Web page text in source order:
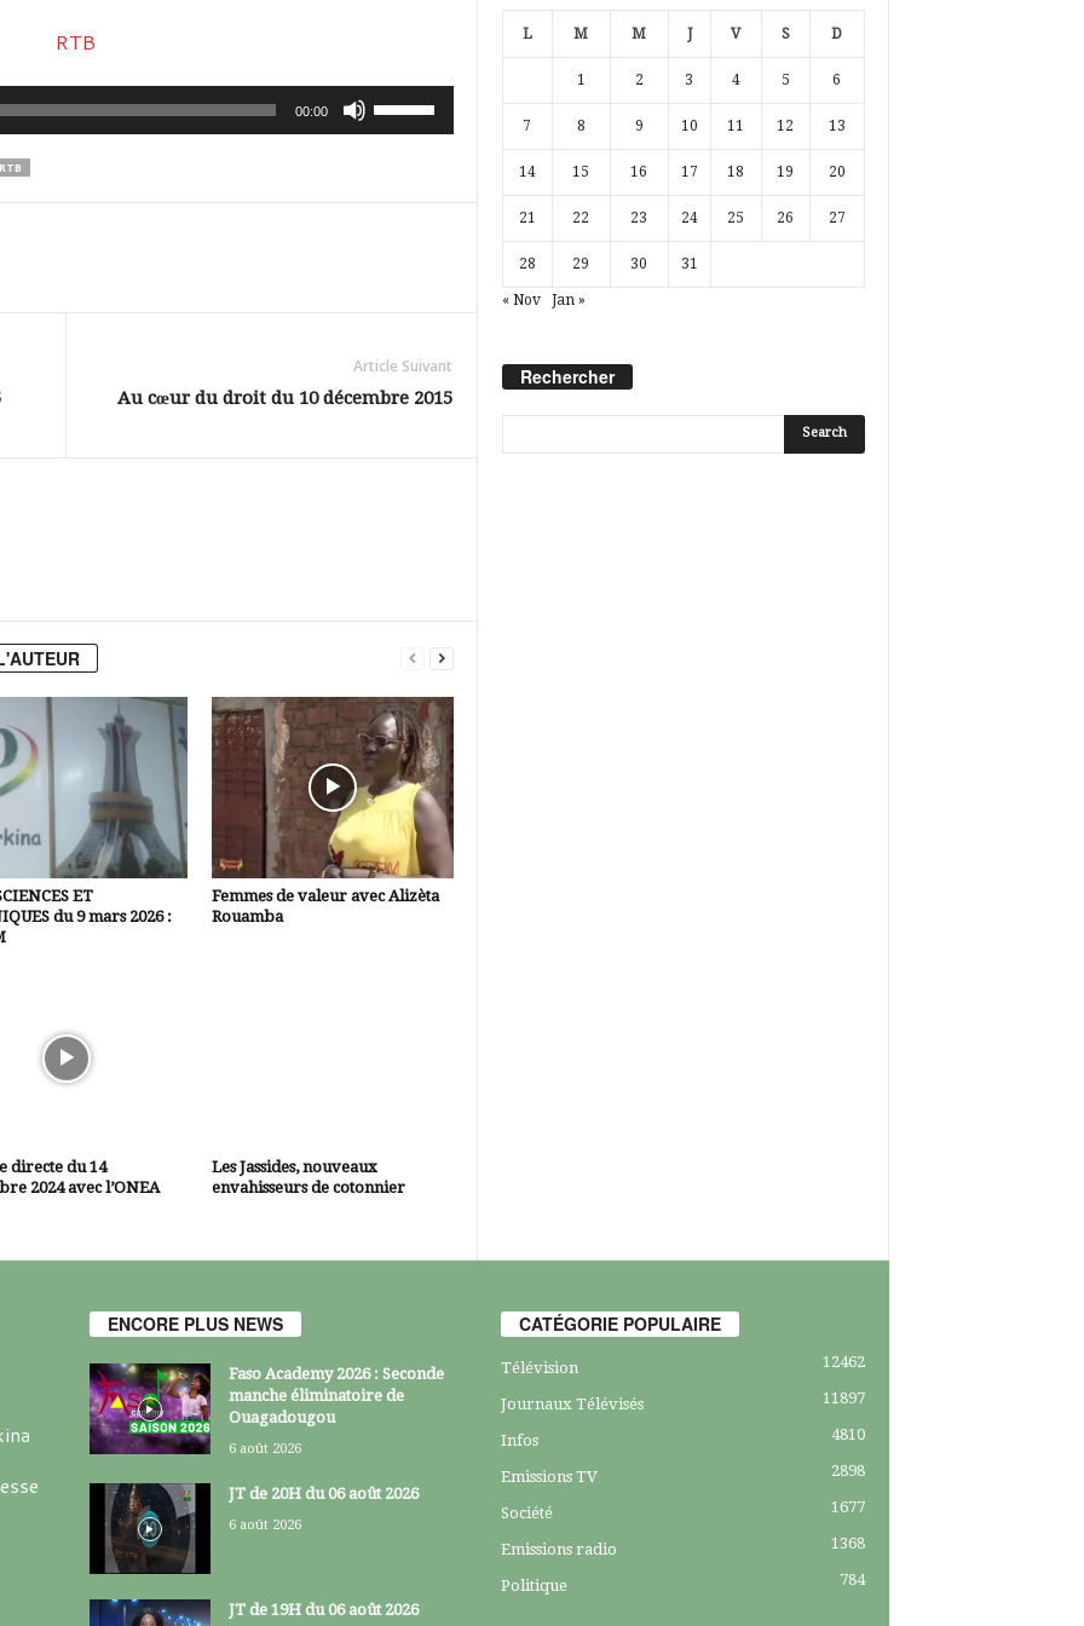
00:00
Utilisez
les
ou
diminuer
le
Article Suivant
Au cœur du droit du 10 décembre 2015
ET
du 9 mars 2026 :
Femmes de valeur avec Alizèta
Rouamba
directe du 14
2024 avec l’ONEA
Les Jassides, nouveaux
envahisseurs de cotonnier
L M M J V S D
1 2 3 4 5 6
7 8 9 10 11 12 13
14 15 16 17 18 19 20
21 22 23 24 25 26 27
28 29 30 31
« Nov Jan »
Rechercher
ENCORE PLUS NEWS
Faso Academy 2026 : Seconde
manche éliminatoire de
Ouagadougou
6 août 2026
JT de 20H du 06 août 2026
6 août 2026
JT de 19H du 06 août 2026
CATÉGORIE POPULAIRE
Télévision 12462
Journaux Télévisés 11897
Infos 4810
Emissions TV 2898
Société 1677
Emissions radio 1368
Politique 784